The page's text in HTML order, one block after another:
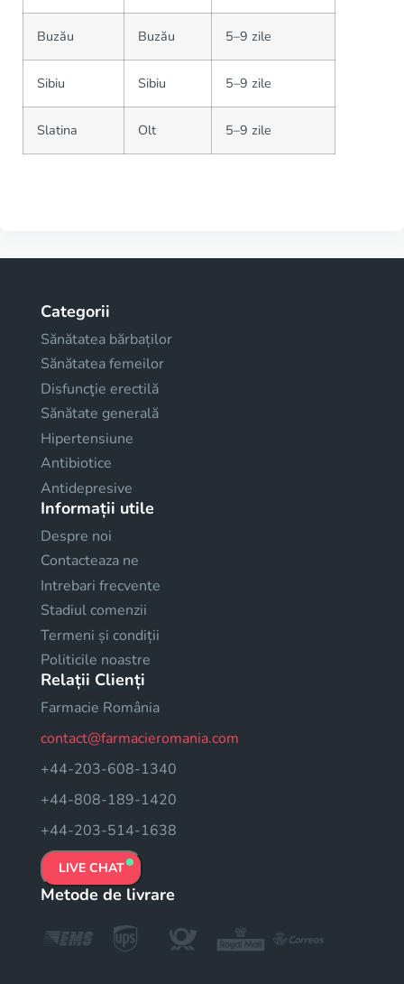
Buzău Buzău 5–9 zile
Sibiu Sibiu 5–9 zile
Slatina Olt 5–9 zile
Categorii
Sănătatea bărbaților
Sănătatea femeilor
Disfuncţie erectilă
Sănătate generală
Hipertensiune
Antibiotice
Antidepresive
Informații utile
Despre noi
Contacteaza ne
Intrebari frecvente
Stadiul comenzii
Termeni și condiții
Politicile noastre
Relații Clienți
Farmacie România
contact@farmacieromania.com
+44-203-608-1340
+44-808-189-1420
+44-203-514-1638
LIVE CHAT
Metode de livrare